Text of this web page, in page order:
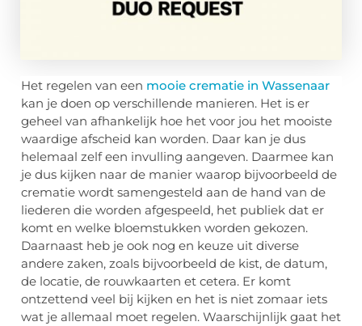
Het regelen van een mooie crematie in Wassenaar
kan je doen op verschillende manieren. Het is er
geheel van afhankelijk hoe het voor jou het mooiste
waardige afscheid kan worden. Daar kan je dus
helemaal zelf een invulling aangeven. Daarmee kan
je dus kijken naar de manier waarop bijvoorbeeld de
crematie wordt samengesteld aan de hand van de
liederen die worden afgespeeld, het publiek dat er
komt en welke bloemstukken worden gekozen.
Daarnaast heb je ook nog en keuze uit diverse
andere zaken, zoals bijvoorbeeld de kist, de datum,
de locatie, de rouwkaarten et cetera. Er komt
ontzettend veel bij kijken en het is niet zomaar iets
wat je allemaal moet regelen. Waarschijnlijk gaat het